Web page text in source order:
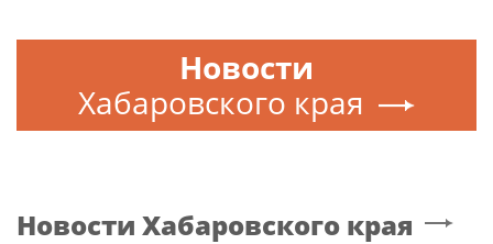
Новости
Хабаровского края
Новости Хабаровского края